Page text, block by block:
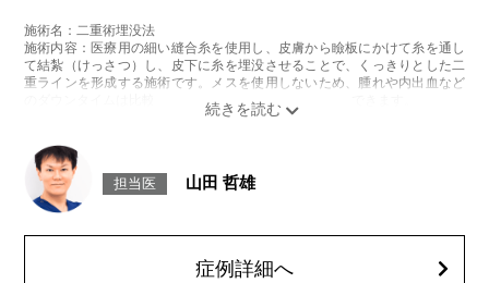
施術名：二重術埋没法
施術内容：医療用の細い縫合糸を使用し、皮膚から瞼板にかけて糸を通し
て結紮（けっさつ）し、皮下に糸を埋没させることで、くっきりとした二
重ラインを形成する施術です。メスを使用しないため、腫れや内出血など
のダウンタイムは比較的少なく、自然な仕上がりが期待できます。
後一時的に生じることがございます。これらの症状は通常数日〜1週間ほど
で落ち着いていきますが、個人差があります。また、稀に細菌感染症、左
右差、重瞼ラインの消失・乱れ、縫合糸の露出、結膜腫脹などが生じるこ
とがございます。
アドバンス 2箇所217,800円(税込)～6箇所349,800円(税込)
アペックス シングル437,800円(税込)～ダブル657,800円(税込)
シークレットアイズシングル712,800円(税込)〜ダブル877,800円(税込)
担当医 山田 哲雄
症例詳細へ